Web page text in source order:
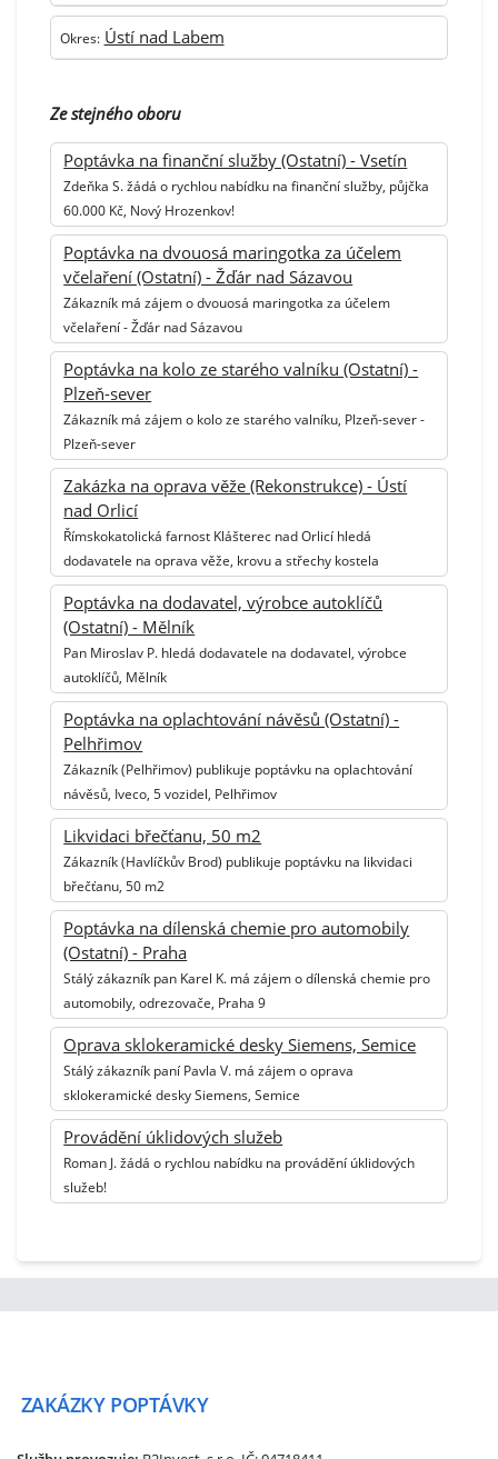
Okres: Ústí nad Labem
Ze stejného oboru
Poptávka na finanční služby (Ostatní) - Vsetín
Zdeňka S. žádá o rychlou nabídku na finanční služby, půjčka
60.000 Kč, Nový Hrozenkov!
Poptávka na dvouosá maringotka za účelem
včelaření (Ostatní) - Žďár nad Sázavou
Zákazník má zájem o dvouosá maringotka za účelem
včelaření - Žďár nad Sázavou
Poptávka na kolo ze starého valníku (Ostatní) -
Plzeň-sever
Zákazník má zájem o kolo ze starého valníku, Plzeň-sever -
Plzeň-sever
Zakázka na oprava věže (Rekonstrukce) - Ústí
nad Orlicí
Římskokatolická farnost Klášterec nad Orlicí hledá
dodavatele na oprava věže, krovu a střechy kostela
Poptávka na dodavatel, výrobce autoklíčů
(Ostatní) - Mělník
Pan Miroslav P. hledá dodavatele na dodavatel, výrobce
autoklíčů, Mělník
Poptávka na oplachtování návěsů (Ostatní) -
Pelhřimov
Zákazník (Pelhřimov) publikuje poptávku na oplachtování
návěsů, Iveco, 5 vozidel, Pelhřimov
Likvidaci břečťanu, 50 m2
Zákazník (Havlíčkův Brod) publikuje poptávku na likvidaci
břečťanu, 50 m2
Poptávka na dílenská chemie pro automobily
(Ostatní) - Praha
Stálý zákazník pan Karel K. má zájem o dílenská chemie pro
automobily, odrezovače, Praha 9
Oprava sklokeramické desky Siemens, Semice
Stálý zákazník paní Pavla V. má zájem o oprava
sklokeramické desky Siemens, Semice
Provádění úklidových služeb
Roman J. žádá o rychlou nabídku na provádění úklidových
služeb!
ZAKÁZKY POPTÁVKY